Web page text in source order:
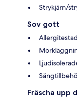
Strykjärn/
Sov gott
Fräscha upp